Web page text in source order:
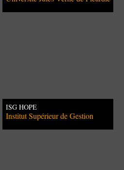
ISG HOPE
Institut Supérieur de Gestion